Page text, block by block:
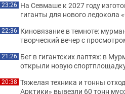
23:26 На Севмаше к 2027 году
гиганты для нового ледокола
22:36 Киновязание в темноте:
творческий вечер с
21:26 Бег в гигантских лаптях: в
открыли новую
20:38 Тяжелая техника и тонны
Арктики» вывезли 60 тонн